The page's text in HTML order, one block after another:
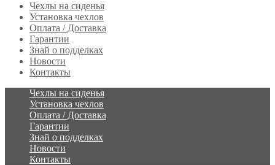
Чехлы на сиденья
Установка чехлов
Оплата / Доставка
Гарантии
Знай о подделках
Новости
Контакты
Чехлы на сиденья
Установка чехлов
Оплата / Доставка
Гарантии
Знай о подделках
Новости
Контакты